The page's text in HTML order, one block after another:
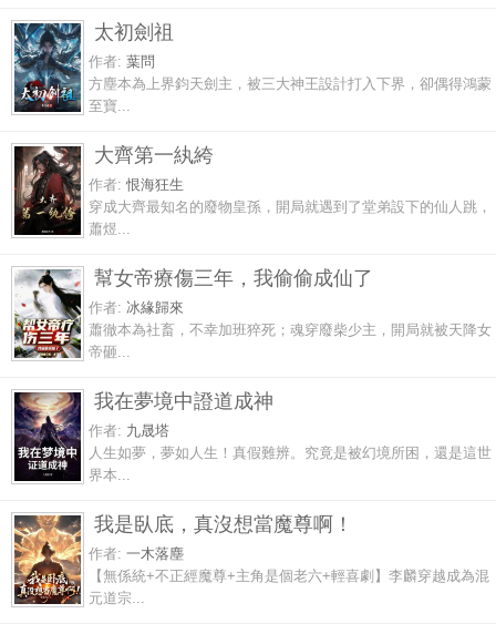
太初劍祖
作者: 葉問
方塵本為上界鈞天劍主，被三大神王設計打入下界，卻偶得鴻蒙
至寶...
大齊第一紈絝
作者: 恨海狂生
穿成大齊最知名的廢物皇孫，開局就遇到了堂弟設下的仙人跳，
蕭煜...
幫女帝療傷三年，我偷偷成仙了
作者: 冰緣歸來
蕭徹本為社畜，不幸加班猝死；魂穿廢柴少主，開局就被天降女
帝砸...
我在夢境中證道成神
作者: 九晟塔
人生如夢，夢如人生！真假難辨。究竟是被幻境所困，還是這世
界本...
我是臥底，真沒想當魔尊啊！
作者: 一木落塵
【無係統+不正經魔尊+主角是個老六+輕喜劇】李麟穿越成為混
元道宗...